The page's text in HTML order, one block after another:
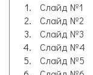
Слайд №1
Слайд №2
Слайд №3
Слайд №4
Слайд №5